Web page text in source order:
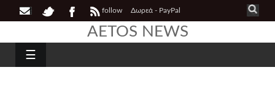
follow Δωρεά - PayPal
AETOS NEWS
☰